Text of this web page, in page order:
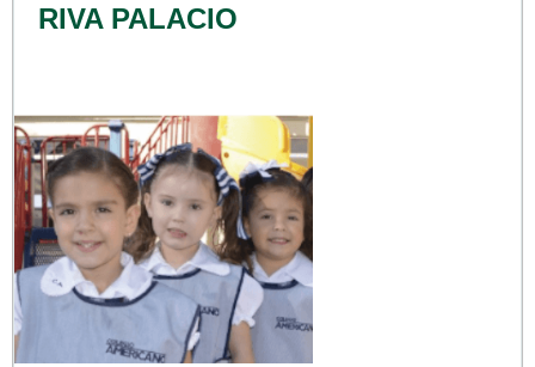
RIVA PALACIO